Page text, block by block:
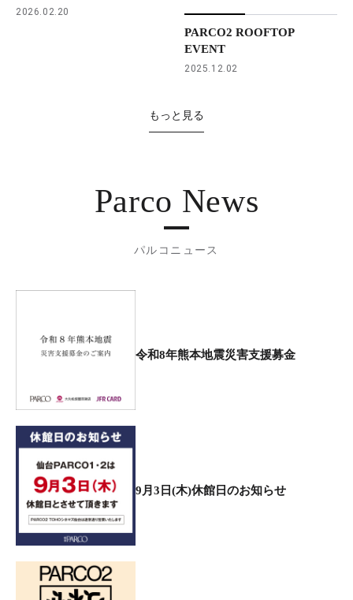
2026.02.20
PARCO2 ROOFTOP
EVENT
2025.12.02
もっと見る
Parco News
パルコニュース
令和8年熊本地震災害支援募金
9月3日(木)休館日のお知らせ